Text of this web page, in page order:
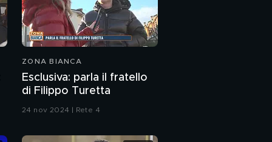
ZONA BIANCA
Esclusiva: parla il fratello
di Filippo Turetta
24 nov 2024 | Rete 4